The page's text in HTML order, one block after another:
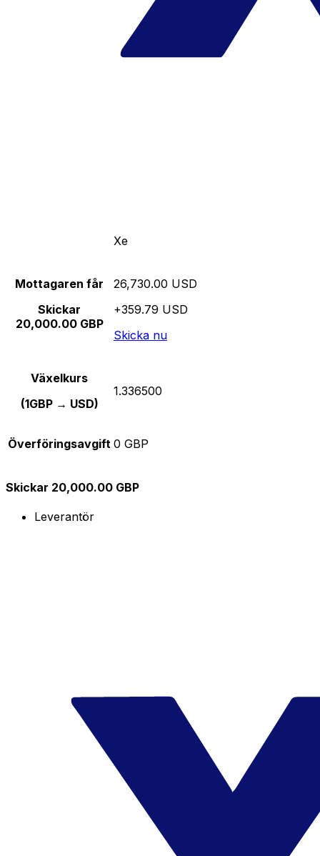
Xe
Mottagaren får
Skickar
20,000.00 GBP
26,730.00 USD
+359.79 USD
Skicka nu
Växelkurs
(1GBP → USD)
1.336500
Överföringsavgift 0 GBP
Skickar 20,000.00 GBP
Leverantör